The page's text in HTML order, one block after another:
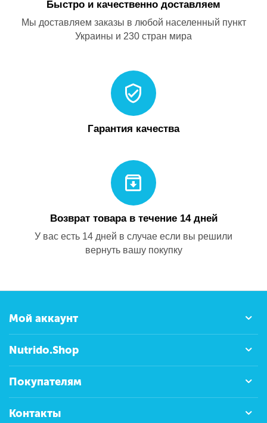
Быстро и качественно доставляем
Мы доставляем заказы в любой населенный пункт
Украины и 230 стран мира
Гарантия качества
Возврат товара в течение 14 дней
У вас есть 14 дней в случае если вы решили
вернуть вашу покупку
Мой аккаунт
Nutrido.Shop
Покупателям
Контакты